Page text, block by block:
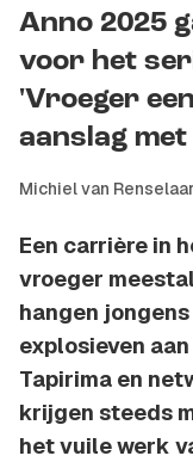
Anno 2025
voor het
'Vroeger
aanslag
Michiel van Renselaar
Een carrière in
vroeger
hangen
explosieven
Tapirima en
krijgen steeds
het vuile werk